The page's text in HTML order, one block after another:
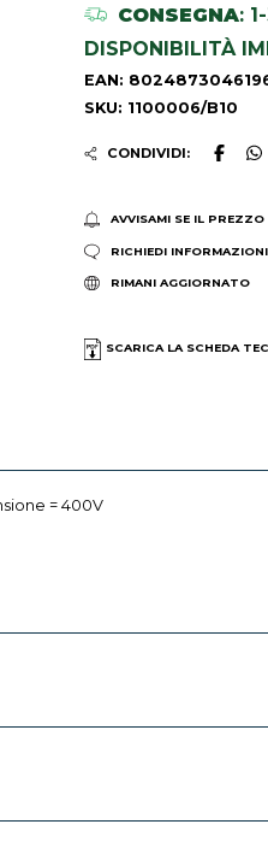
CONSEGNA:
DISPONIBILITÀ
EAN:
SKU: 1100006/B10
CONDIVIDI:
AVVISAMI SE IL PREZZO
RICHIEDI INFORMAZIONI
RIMANI AGGIORNATO
SCARICA LA SCHEDA
= 400V